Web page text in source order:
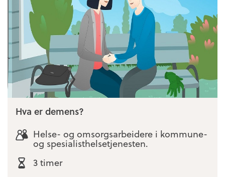
Hva er demens?
Helse- og omsorgsarbeidere i kommune-
og spesialisthelsetjenesten.
3 timer